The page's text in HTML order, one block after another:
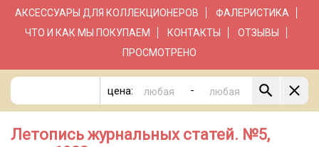
АКСЕССУАРЫ ДЛЯ КОЛЛЕКЦИОНЕРОВ
ФАЛЕРИСТИКА
ЧТО И КАК МЫ ПОКУПАЕМ
КОНТАКТЫ
ОТЗЫВЫ
ПРОСМОТРЕНО
цена: -
Летопись журнальных статей. №5,